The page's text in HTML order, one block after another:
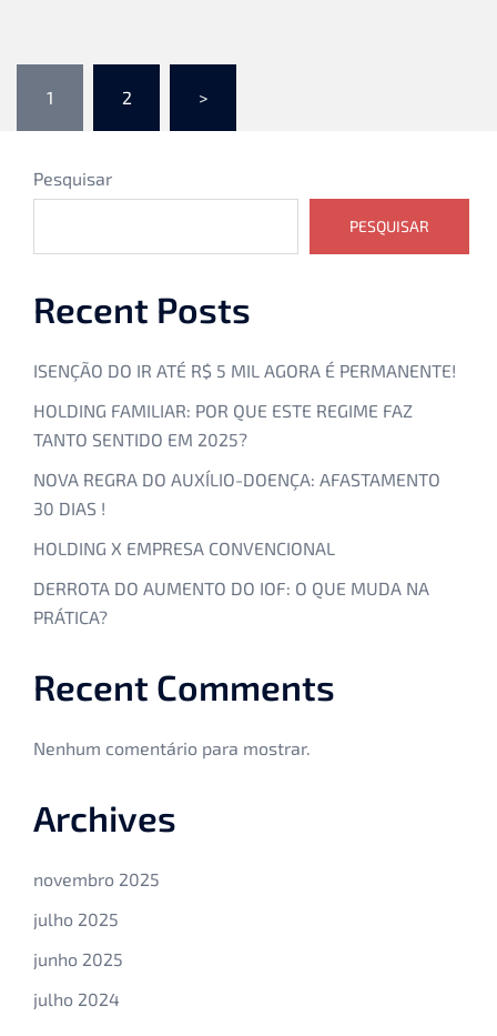
1 2 >
Pesquisar
PESQUISAR
Recent Posts
ISENÇÃO DO IR ATÉ R$ 5 MIL AGORA É PERMANENTE!
HOLDING FAMILIAR: POR QUE ESTE REGIME FAZ
TANTO SENTIDO EM 2025?
NOVA REGRA DO AUXÍLIO-DOENÇA: AFASTAMENTO
30 DIAS !
HOLDING X EMPRESA CONVENCIONAL
DERROTA DO AUMENTO DO IOF: O QUE MUDA NA
PRÁTICA?
Recent Comments
Nenhum comentário para mostrar.
Archives
novembro 2025
julho 2025
junho 2025
julho 2024